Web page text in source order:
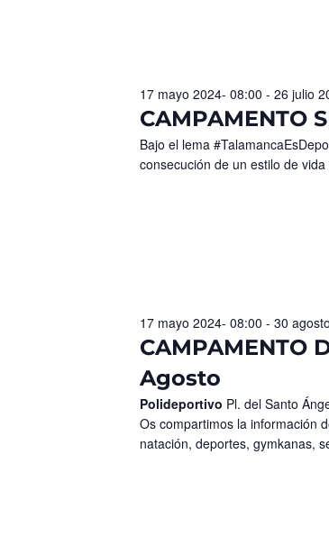
CAMPAMENTO
17 mayo 2024- 08:00 - 26 julio
Bajo el lema
consecución de un estilo de
CAMPAMENTO
Agosto
17 mayo 2024- 08:00 - 30
Polideportivo Pl. del Santo
Os compartimos la información
natación, deportes, gymkanas,